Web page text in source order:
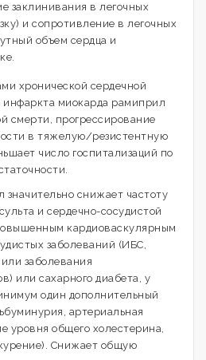
заклинивания в легочных
и сопротивление в легочных
объем сердца и
хронической сердечной
инфаркта миокарда рамиприл
смерти, прогрессирование
в тяжелую/резистентную
число госпитализаций по
значительно снижает частоту
и сердечно-сосудистой
кардиоваскулярным
заболеваний (ИБС,
заболевания
или сахарного диабета, у
один дополнительный
артериальная
уровня общего холестерина,
Снижает общую